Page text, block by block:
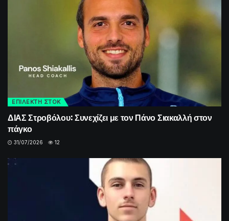
ΕΠΙΛΕΚΤΗ ΣΤΟΚ
ΔΙΑΣ Στροβόλου: Συνεχίζει με τον Πάνο Σιακαλλή στον
πάγκο
31/07/2026 12